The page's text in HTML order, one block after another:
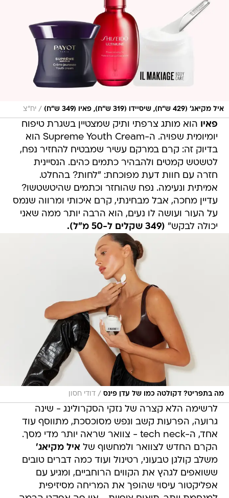
איל מקיאג׳ (429 ש״ח), שיסיידו (319 ש״ח), פאיו (349 ש״ח) / יח״צ
פאיו הוא מותג צרפתי ותיק שמצטיין בשגרת טיפוח
יומיומית שפויה. ה-Supreme Youth Cream הוא
בדיוק זה: קרם במרקם עשיר שמבטיח להחזיר נפח,
לטשטש קמטים ולהבהיר כתמים כהים. הנסיינית
חזרה עם חוות דעת מפוכחת: "לחות? בהחלט.
אמיתית ונעימה. נפח שהוחזר וכתמים שהיטשטשו?
עדיין מחכה, אבל מבחינתי, קרם איכותי ומרווה שנמס
על העור ועושה לו נעים, הוא הרבה יותר ממה שאני
יכולה לבקש" (349 שקלים ל-50 מ"ל).
מה בתפריט? דקולטה כמו של עדן פינס / דודי חסון
לרשימה הלא קצרה של נזקי הסקרולינג - שינה
גרועה, הפרעות קשב ונפש מסוכסכת, מתווסף עוד
אחד, ה-tech neck - צוואר שראה יותר מדי מסך.
הקרם החדש לצוואר ולמחשוף של איל מקיאג'
משלב קולגן טבעוני, רטינול ועוד כמה דברים טובים
ששואפים לגהץ את הקווים הרוחביים, ומגיע עם
אפליקטור עיסוי שהופך את המריחה מסיזיפית